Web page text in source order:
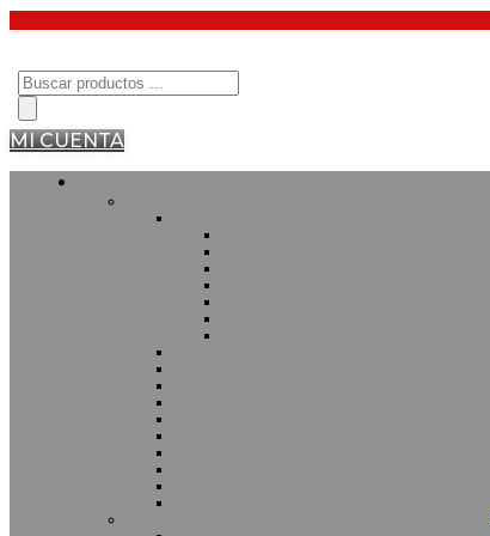
Búsqueda
de
productos
MI CUENTA